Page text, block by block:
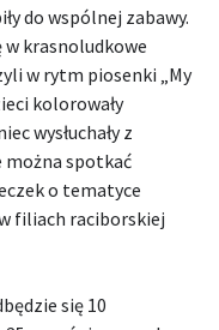
do wspólnej zabawy.
krasnoludkowe
w rytm piosenki „My
kolorowały
wysłuchały z
można spotkać
o tematyce
filiach raciborskiej
się 10